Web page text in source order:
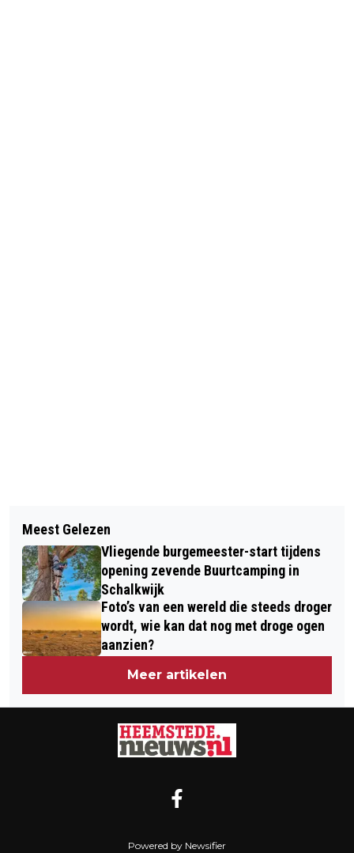
DODENHERDENKING 2025 VROEGE
MORGEN EEREBEGRAAFPLAATS
BLOEMENDAAL
EUROVISIE SONGFESTIVAL: HET
MEEST BEKRITISEERD, HET MINST
GEWAARDEERD MAAR HET MEEST
BEKEKEN
Meest Gelezen
Vliegende burgemeester-start tijdens
opening zevende Buurtcamping in
Schalkwijk
Foto’s van een wereld die steeds droger
wordt, wie kan dat nog met droge ogen
aanzien?
Meer artikelen
Powered by Newsifier